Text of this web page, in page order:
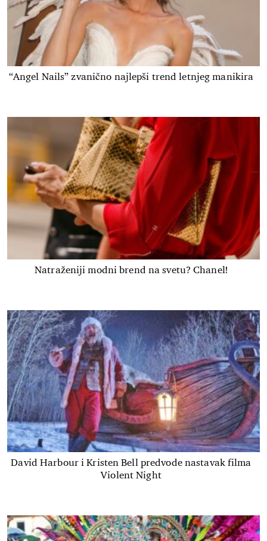
“Angel Nails” zvanično najlepši trend letnjeg manikira
Natraženiji modni brend na svetu? Chanel!
David Harbour i Kristen Bell predvode nastavak filma
Violent Night